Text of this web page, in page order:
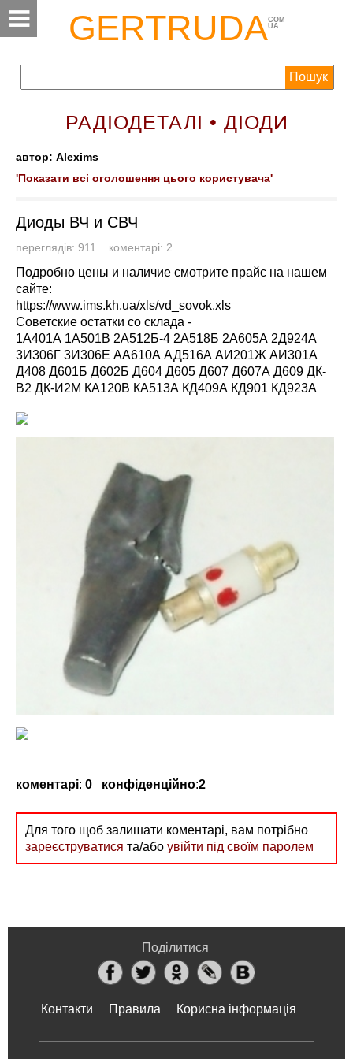
GERTRUDACOM
UA
РАДІОДЕТАЛІ • ДІОДИ
автор: Alexims
'Показати всі оголошення цього користувача'
Диоды ВЧ и СВЧ
переглядів: 911 коментарі: 2
Подробно цены и наличие смотрите прайс на нашем
сайте:
https://www.ims.kh.ua/xls/vd_sovok.xls
Советские остатки со склада -
1А401А 1А501В 2А512Б-4 2А518Б 2А605А 2Д924А
3И306Г 3И306Е АА610А АД516А АИ201Ж АИ301А
Д408 Д601Б Д602Б Д604 Д605 Д607 Д607А Д609 ДК-
В2 ДК-И2М КА120В КА513А КД409А КД901 КД923А
коментарі: 0 конфіденційно:2
Для того щоб залишати коментарі, вам потрібно
зареєструватися та/або увійти під своїм паролем
Поділитися
Контакти Правила Корисна інформація